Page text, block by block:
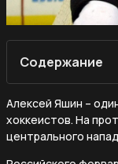
Содержание
Алексей Яшин –
хоккеистов. На
центрального